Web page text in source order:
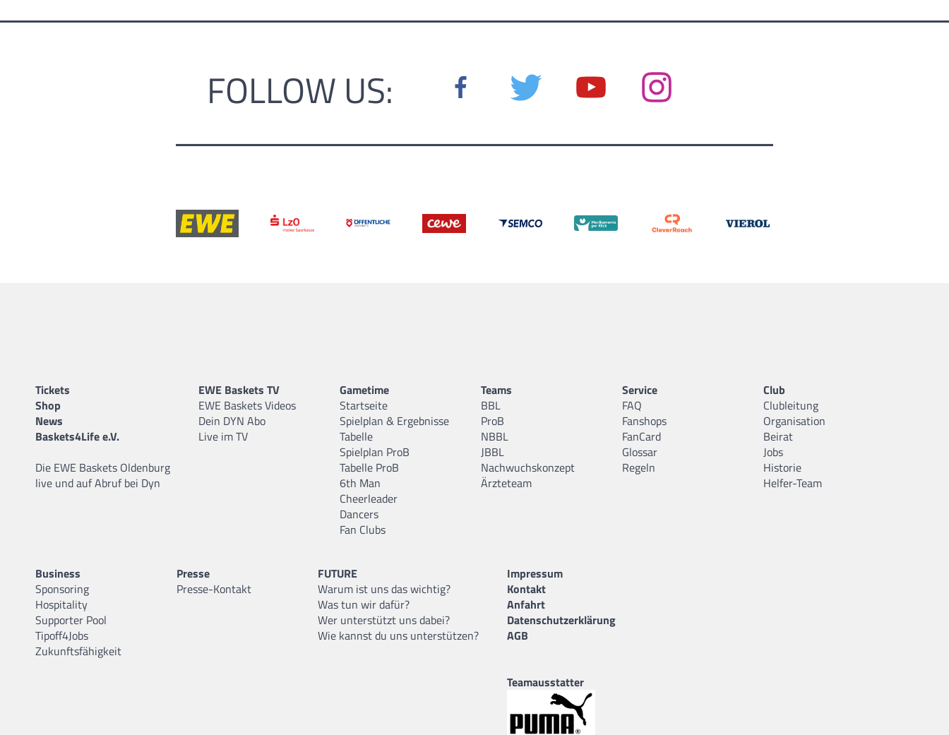
FOLLOW US:
Tickets
Shop
News
Baskets4Life e.V.
Die EWE Baskets Oldenburg
live und auf Abruf bei Dyn
EWE Baskets TV
EWE Baskets Videos
Dein DYN Abo
Live im TV
Gametime
Startseite
Spielplan & Ergebnisse
Tabelle
Spielplan ProB
Tabelle ProB
6th Man
Cheerleader
Dancers
Fan Clubs
Teams
BBL
ProB
NBBL
JBBL
Nachwuchskonzept
Ärzteteam
Service
FAQ
Fanshops
FanCard
Glossar
Regeln
Club
Clubleitung
Organisation
Beirat
Jobs
Historie
Helfer-Team
Business
Sponsoring
Hospitality
Supporter Pool
Tipoff4Jobs
Zukunftsfähigkeit
Presse
Presse-Kontakt
FUTURE
Warum ist uns das wichtig?
Was tun wir dafür?
Wer unterstützt uns dabei?
Wie kannst du uns unterstützen?
Impressum
Kontakt
Anfahrt
Datenschutzerklärung
AGB
Teamausstatter